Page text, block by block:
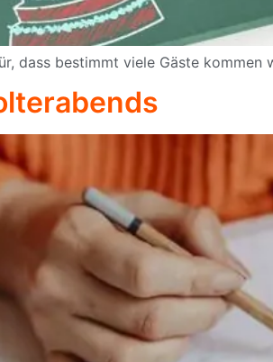
dass bestimmt viele Gäste kommen